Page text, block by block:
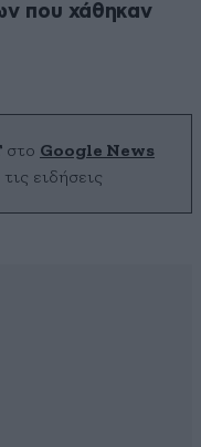
που χάθηκαν
στο Google News
ειδήσεις